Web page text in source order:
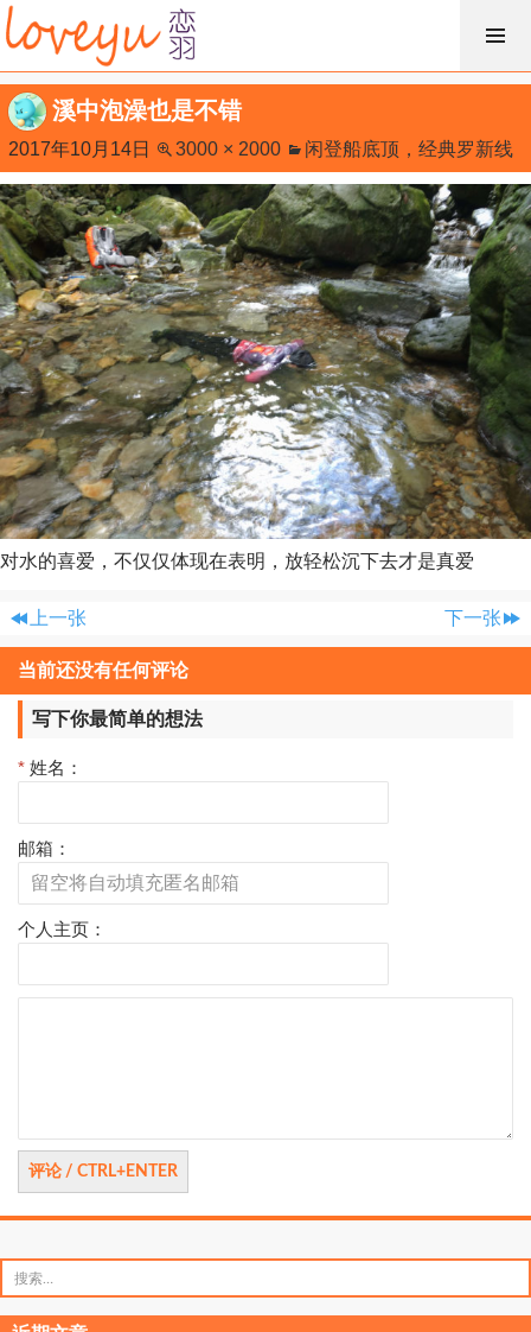
跳
过
内
容
溪中泡澡也是不错
2017年10月14日 3000 × 2000 闲登船底顶，经典罗新线
对水的喜爱，不仅仅体现在表明，放轻松沉下去才是真爱
上一张 下一张
当前还没有任何评论
写下你最简单的想法
* 姓名：
邮箱：
个人主页：
索：